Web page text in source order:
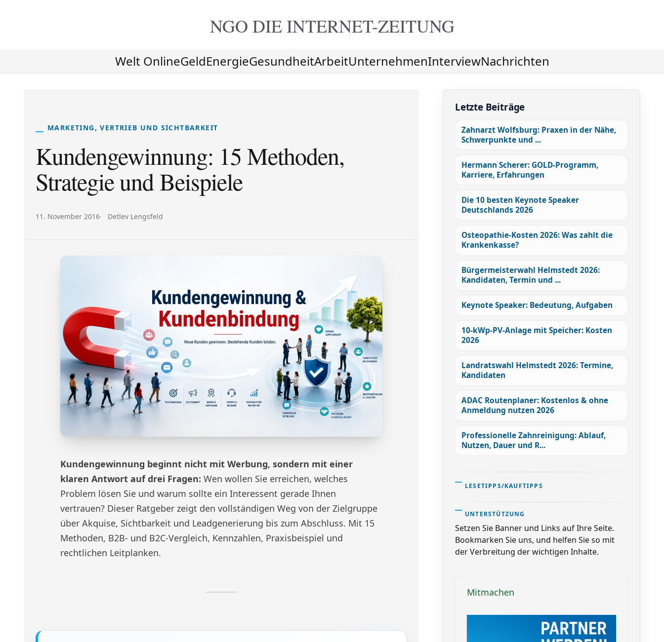
NGO DIEINTERNET-ZEITUNG
Welt OnlineGeldEnergieGesundheitArbeitUnternehmenInterviewNachrichten
MARKETING, VERTRIEB UND SICHTBARKEIT
Kundengewinnung: 15 Methoden,
Strategie und Beispiele
Veröffentlicht am:
11. November 2016 Autor:
Detlev Lengsfeld
Kundengewinnung beginnt nicht mit Werbung, sondern mit einer
klaren Antwort auf drei Fragen: Wen wollen Sie erreichen, welches
Problem lösen Sie und warum sollte ein Interessent gerade Ihnen
vertrauen? Dieser Ratgeber zeigt den vollständigen Weg von der Zielgruppe
über Akquise, Sichtbarkeit und Leadgenerierung bis zum Abschluss. Mit 15
Methoden, B2B- und B2C-Vergleich, Kennzahlen, Praxisbeispiel und
rechtlichen Leitplanken.
Letzte Beiträge
Zahnarzt Wolfsburg: Praxen in der Nähe,
Schwerpunkte und ...
Hermann Scherer: GOLD-Programm,
Karriere, Erfahrungen
Die 10 besten Keynote Speaker
Deutschlands 2026
Osteopathie-Kosten 2026: Was zahlt die
Krankenkasse?
Bürgermeisterwahl Helmstedt 2026:
Kandidaten, Termin und ...
Keynote Speaker: Bedeutung, Aufgaben
10-kWp-PV-Anlage mit Speicher: Kosten
2026
Landratswahl Helmstedt 2026: Termine,
Kandidaten
ADAC Routenplaner: Kostenlos & ohne
Anmeldung nutzen 2026
Professionelle Zahnreinigung: Ablauf,
Nutzen, Dauer und R...
LESETIPPS/KAUFTIPPS
UNTERSTÜTZUNG
Setzen Sie Banner und Links auf Ihre Seite.
Bookmarken Sie uns, und helfen Sie so mit
der Verbreitung der wichtigen Inhalte.
Mitmachen